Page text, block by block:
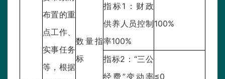
布置的重
点工作、
实事任务
等，根据
数量指
标
指标1：财政
供养人员控制
率100%
100%
指标2：“三公
经费”变动率≤0